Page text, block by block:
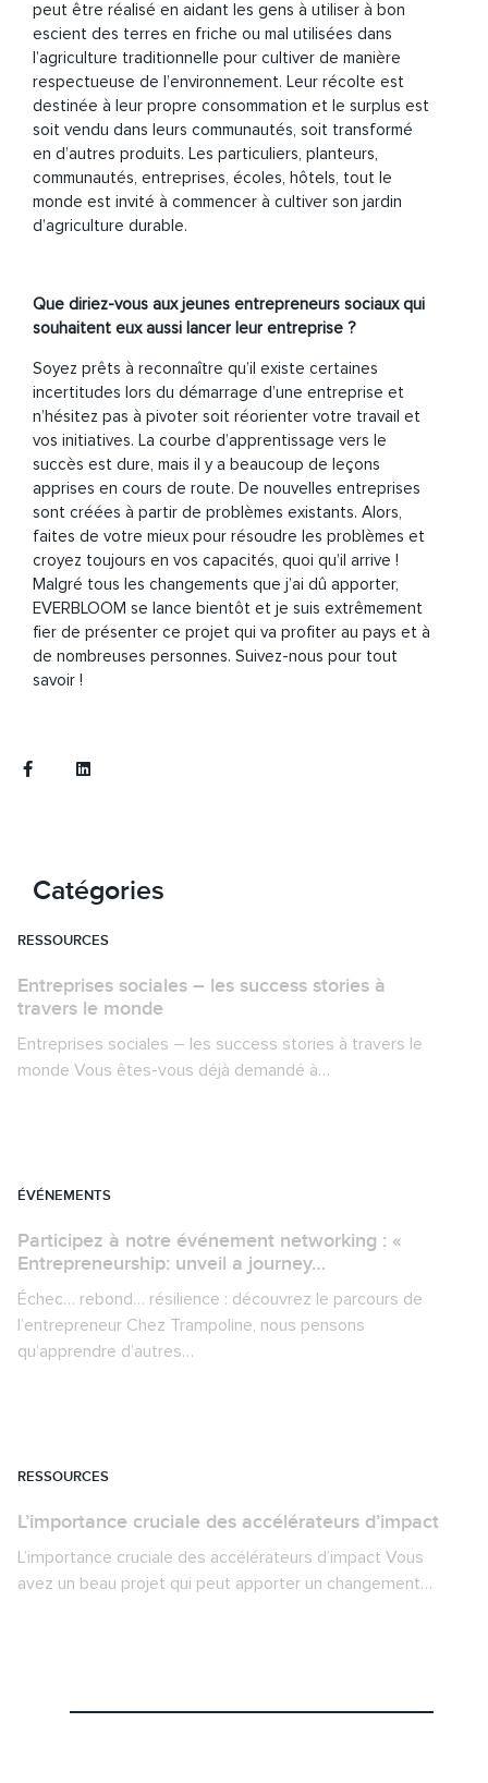
peut être réalisé en aidant les gens à utiliser à bon
escient des terres en friche ou mal utilisées dans
l’agriculture traditionnelle pour cultiver de manière
respectueuse de l’environnement. Leur récolte est
destinée à leur propre consommation et le surplus est
soit vendu dans leurs communautés, soit transformé
en d’autres produits. Les particuliers, planteurs,
communautés, entreprises, écoles, hôtels, tout le
monde est invité à commencer à cultiver son jardin
d’agriculture durable.
Que diriez-vous aux jeunes entrepreneurs sociaux qui
souhaitent eux aussi lancer leur entreprise ?
Soyez prêts à reconnaître qu’il existe certaines
incertitudes lors du démarrage d’une entreprise et
n’hésitez pas à pivoter soit réorienter votre travail et
vos initiatives. La courbe d’apprentissage vers le
succès est dure, mais il y a beaucoup de leçons
apprises en cours de route. De nouvelles entreprises
sont créées à partir de problèmes existants. Alors,
faites de votre mieux pour résoudre les problèmes et
croyez toujours en vos capacités, quoi qu’il arrive !
Malgré tous les changements que j’ai dû apporter,
EVERBLOOM se lance bientôt et je suis extrêmement
fier de présenter ce projet qui va profiter au pays et à
de nombreuses personnes. Suivez-nous pour tout
savoir !
Catégories
RESSOURCES
Entreprises sociales – les success stories à
travers le monde
Entreprises sociales – les success stories à travers le
monde Vous êtes-vous déjà demandé à…
ÉVÉNEMENTS
Participez à notre événement networking : «
Entrepreneurship: unveil a journey…
Échec… rebond… résilience : découvrez le parcours de
l’entrepreneur Chez Trampoline, nous pensons
qu’apprendre d’autres…
RESSOURCES
L’importance cruciale des accélérateurs d’impact
L’importance cruciale des accélérateurs d’impact Vous
avez un beau projet qui peut apporter un changement…